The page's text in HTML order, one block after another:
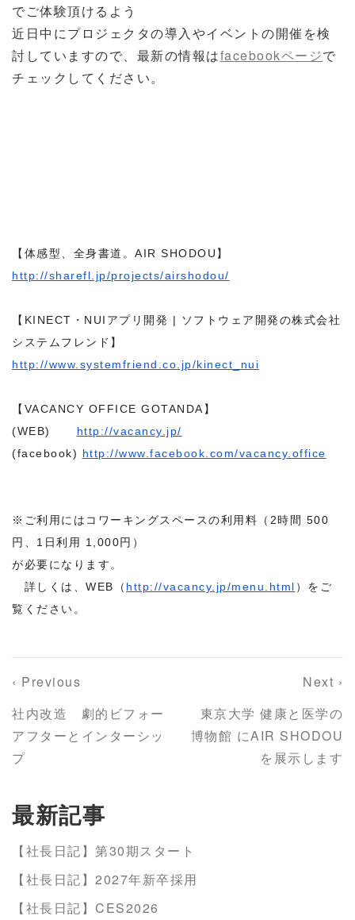
でご体験頂けるよう
近日中にプロジェクタの導入やイベントの開催を検
討していますので、最新の情報はfacebookページで
チェックしてください。
【体感型、全身書道。AIR SHODOU】
http://sharefl.jp/projects/airshodou/
【KINECT・NUIアプリ開発 | ソフトウェア開発の株式会社
システムフレンド】
http://www.systemfriend.co.jp/kinect_nui
【VACANCY OFFICE GOTANDA】
(WEB) http://vacancy.jp/
(facebook) http://www.facebook.com/vacancy.office
※ご利用にはコワーキングスペースの利用料（2時間 500
円、1日利用 1,000円）
が必要になります。
詳しくは、WEB（ http://vacancy.jp/menu.html ）をご
覧ください。
‹ Previous
社内改造 劇的ビフォー
アフターとインターシッ
プ
Next ›
東京大学 健康と医学の
博物館 にAIR SHODOU
を展示します
最新記事
【社長日記】第30期スタート
【社長日記】2027年新卒採用
【社長日記】CES2026